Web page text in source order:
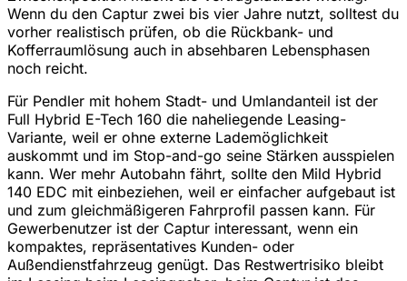
Wenn du den Captur zwei bis vier Jahre nutzt, solltest du
vorher realistisch prüfen, ob die Rückbank- und
Kofferraumlösung auch in absehbaren Lebensphasen
noch reicht.
Für Pendler mit hohem Stadt- und Umlandanteil ist der
Full Hybrid E-Tech 160 die naheliegende Leasing-
Variante, weil er ohne externe Lademöglichkeit
auskommt und im Stop-and-go seine Stärken ausspielen
kann. Wer mehr Autobahn fährt, sollte den Mild Hybrid
140 EDC mit einbeziehen, weil er einfacher aufgebaut ist
und zum gleichmäßigeren Fahrprofil passen kann. Für
Gewerbenutzer ist der Captur interessant, wenn ein
kompaktes, repräsentatives Kunden- oder
Außendienstfahrzeug genügt. Das Restwertrisiko bleibt